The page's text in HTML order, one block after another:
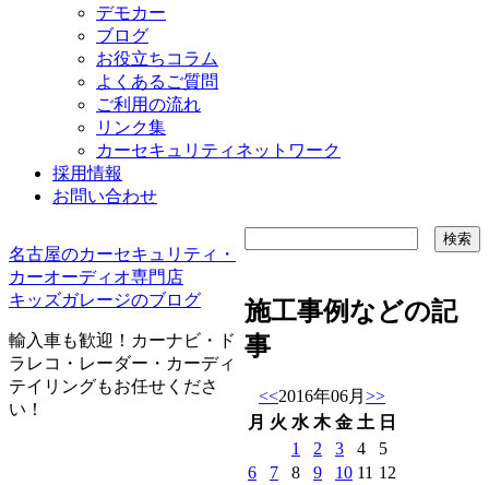
デモカー
ブログ
お役立ちコラム
よくあるご質問
ご利用の流れ
リンク集
カーセキュリティネットワーク
採用情報
お問い合わせ
名古屋のカーセキュリティ・
カーオーディオ専門店
キッズガレージのブログ
輸入車も歓迎！カーナビ・ド
ラレコ・レーダー・カーディ
テイリングもお任せくださ
い！
施工事例などの記
事
<<2016年06月 >>
月 火 水 木 金 土 日
1
2 3 4
5
6
7 8 9 10 11 12